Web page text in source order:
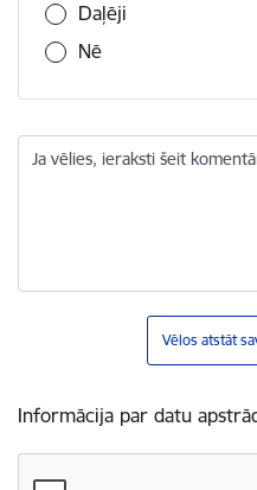
Daļēji
Nē
Ja vēlies, ieraksti šeit
Vēlos atstāt
Informācija par datu